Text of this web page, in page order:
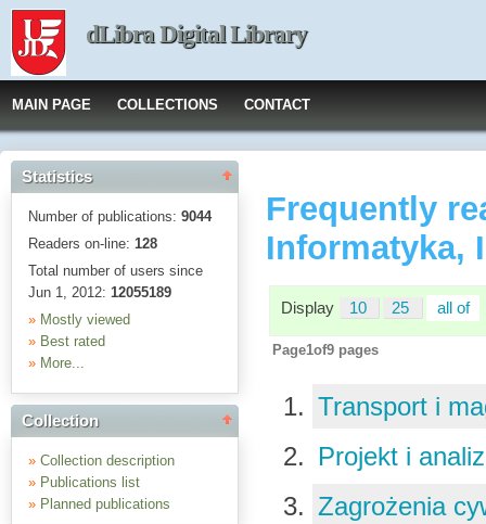
dLibra Digital Library
MAIN PAGE COLLECTIONS CONTACT
Statistics
Number of publications: 9044
Readers on-line: 128
Total number of users since
Jun 1, 2012: 12055189
» Mostly viewed
» Best rated
» More...
Collection
» Collection description
» Publications list
» Planned publications
Frequently
Informatyka,
Display 10 25 all of
Page1of9 pages
Transport i
Projekt i
Zagrożenia